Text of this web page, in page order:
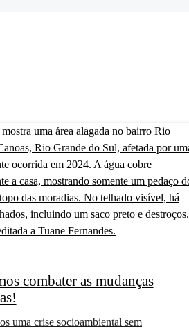
combater as mudanças
uma crise socioambiental sem